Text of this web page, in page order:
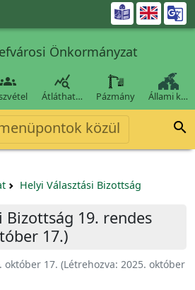

Önkormányzat
 
Átláthat… Pázmány Állami k…
közül 
Helyi Választási Bizottság
Bizottság 19. rendes
17.)
október 17. (Létrehozva: 2025. október